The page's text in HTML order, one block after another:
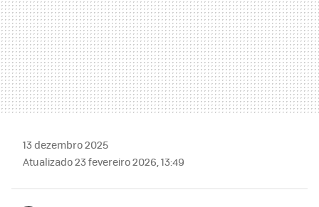
13 dezembro 2025
Atualizado 23 fevereiro 2026, 13:49